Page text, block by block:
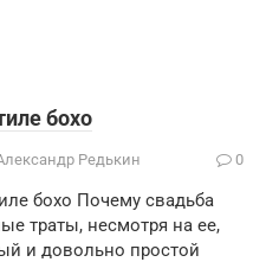
бохо
Редькин 0
бохо Почему свадьба
траты, несмотря на ее,
и довольно простой